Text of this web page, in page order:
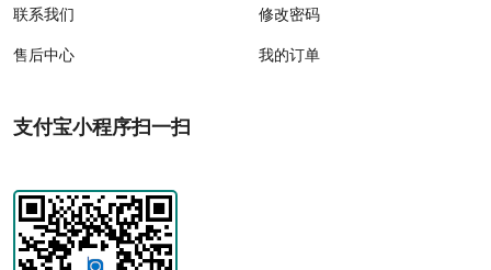
联系我们
售后中心
修改密码
我的订单
支付宝小程序扫一扫